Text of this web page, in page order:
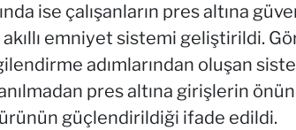
ise çalışanların pres altına
emniyet sistemi geliştirildi.
adımlarından oluşan
pres altına girişlerin
güçlendirildiği ifade edildi.